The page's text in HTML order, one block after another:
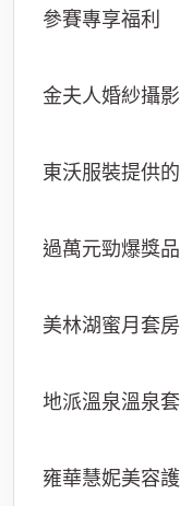
參賽專享福利
金夫人婚紗攝
東沃服裝提供
過萬元勁爆獎品
美林湖蜜月套房
地派溫泉溫泉
雍華慧妮美容